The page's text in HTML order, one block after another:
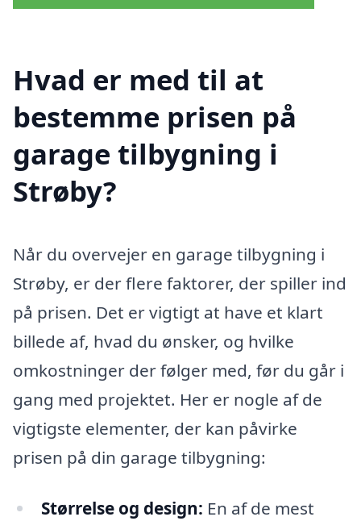
Hvad er med til at
bestemme prisen på
garage tilbygning i
Strøby?
Når du overvejer en garage tilbygning i
Strøby, er der flere faktorer, der spiller ind
på prisen. Det er vigtigt at have et klart
billede af, hvad du ønsker, og hvilke
omkostninger der følger med, før du går i
gang med projektet. Her er nogle af de
vigtigste elementer, der kan påvirke
prisen på din garage tilbygning:
Størrelse og design: En af de mest